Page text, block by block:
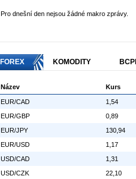
Pro dnešní den nejsou žádné makro zprávy.
FOREX KOMODITY
Název Kurs
EUR/CAD
1,54
EUR/GBP
0,89
EUR/JPY
130,94
EUR/USD
1,17
USD/CAD
1,31
USD/CZK
22,10